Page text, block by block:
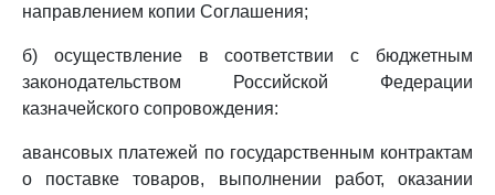
направлением копии Соглашения;
б) осуществление в соответствии с бюджетным
законодательством Российской Федерации
казначейского сопровождения:
авансовых платежей по государственным контрактам
о поставке товаров, выполнении работ, оказании